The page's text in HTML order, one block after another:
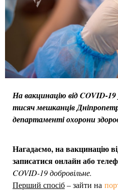
На вакцинацію від COVID-
тисяч мешканців
департаменті охорони
Нагадаємо, на вакцинацію
записатися онлайн або
COVID-19 добровільне.
Перший спосіб– зайти на